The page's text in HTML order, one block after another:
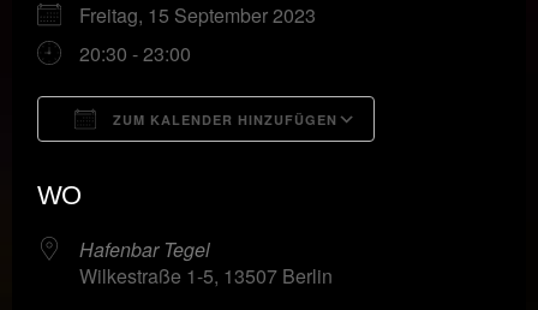
Freitag, 15 September 2023
20:30 - 23:00
ZUM KALENDER HINZUFÜGEN
WO
Hafenbar Tegel
Wilkestraße 1-5, 13507 Berlin